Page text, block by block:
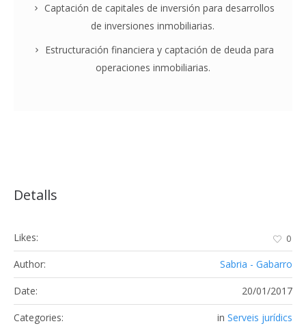
Captación de capitales de inversión para desarrollos
de inversiones inmobiliarias.
Estructuración financiera y captación de deuda para
operaciones inmobiliarias.
Detalls
Likes: 0
Author: Sabria - Gabarro
Date: 20/01/2017
Categories: in Serveis jurídics